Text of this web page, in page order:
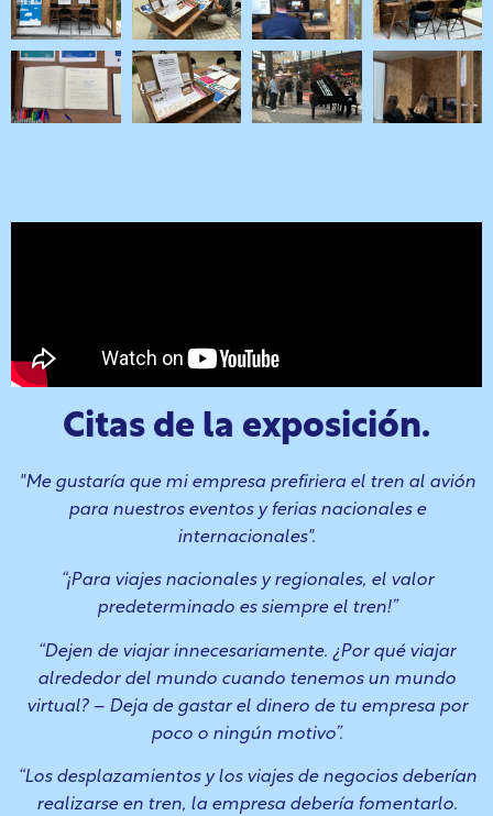
Citas de la exposición.
"Me gustaría que mi empresa prefiriera el tren al avión
para nuestros eventos y ferias nacionales e
internacionales".
“¡Para viajes nacionales y regionales, el valor
predeterminado es siempre el tren!”
“Dejen de viajar innecesariamente. ¿Por qué viajar
alrededor del mundo cuando tenemos un mundo
virtual? – Deja de gastar el dinero de tu empresa por
poco o ningún motivo”.
“Los desplazamientos y los viajes de negocios deberían
realizarse en tren, la empresa debería fomentarlo.